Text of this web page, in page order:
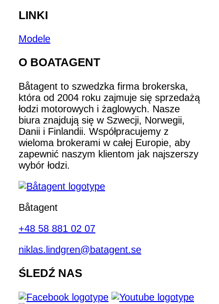
LINKI
Modele
O BOATAGENT
Båtagent to szwedzka firma brokerska,
która od 2004 roku zajmuje się sprzedażą
łodzi motorowych i żaglowych. Nasze
biura znajdują się w Szwecji, Norwegii,
Danii i Finlandii. Współpracujemy z
wieloma brokerami w całej Europie, aby
zapewnić naszym klientom jak najszerszy
wybór łodzi.
Båtagent
+48 58 881 02 07
niklas.lindgren@batagent.se
ŚLEDŹ NAS